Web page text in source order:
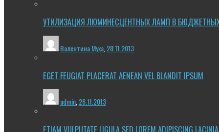
УТИЛИЗАЦИЯ ЛЮМИНЕСЦЕНТНЫХ ЛАМП В
Валентина Муха 28.11.2013
EGET FEUGIAT PLACERAT AENEAN VEL BLANDIT IPSUM
admin,26.11.2013
ETIAM VULPUTATE LIGULA SED LOREM ADIPISCING LACINIA